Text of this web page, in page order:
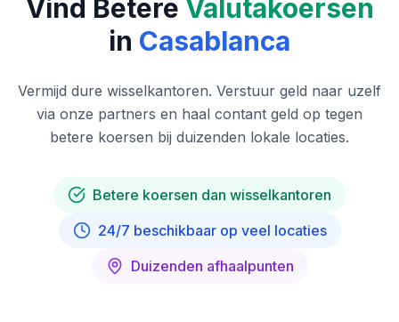
Vind Betere Valutakoersen
in Casablanca
Vermijd dure wisselkantoren. Verstuur geld naar uzelf
via onze partners en haal contant geld op tegen
betere koersen bij duizenden lokale locaties.
Betere koersen dan wisselkantoren
24/7 beschikbaar op veel locaties
Duizenden afhaalpunten